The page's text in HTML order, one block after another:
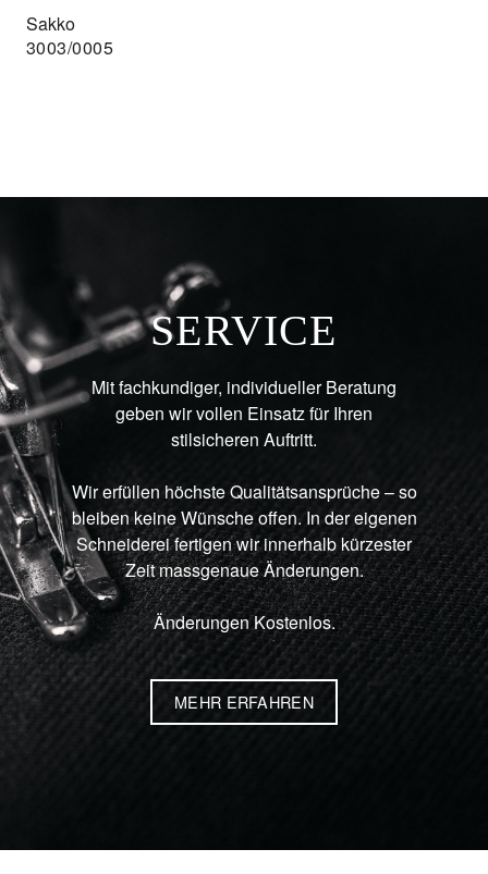
Sakko
3003/0005
SERVICE
Mit fachkundiger, individueller Beratung
geben wir vollen Einsatz für Ihren
stilsicheren Auftritt.
Wir erfüllen höchste Qualitätsansprüche – so
bleiben keine Wünsche offen. In der eigenen
Schneiderei fertigen wir innerhalb kürzester
Zeit massgenaue Änderungen.
Änderungen Kostenlos.
MEHR ERFAHREN